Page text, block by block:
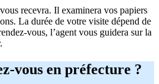
recevra. Il examinera vos papiers
La durée de votre visite dépend de
vous, l’agent vous guidera sur la
vous en préfecture ?